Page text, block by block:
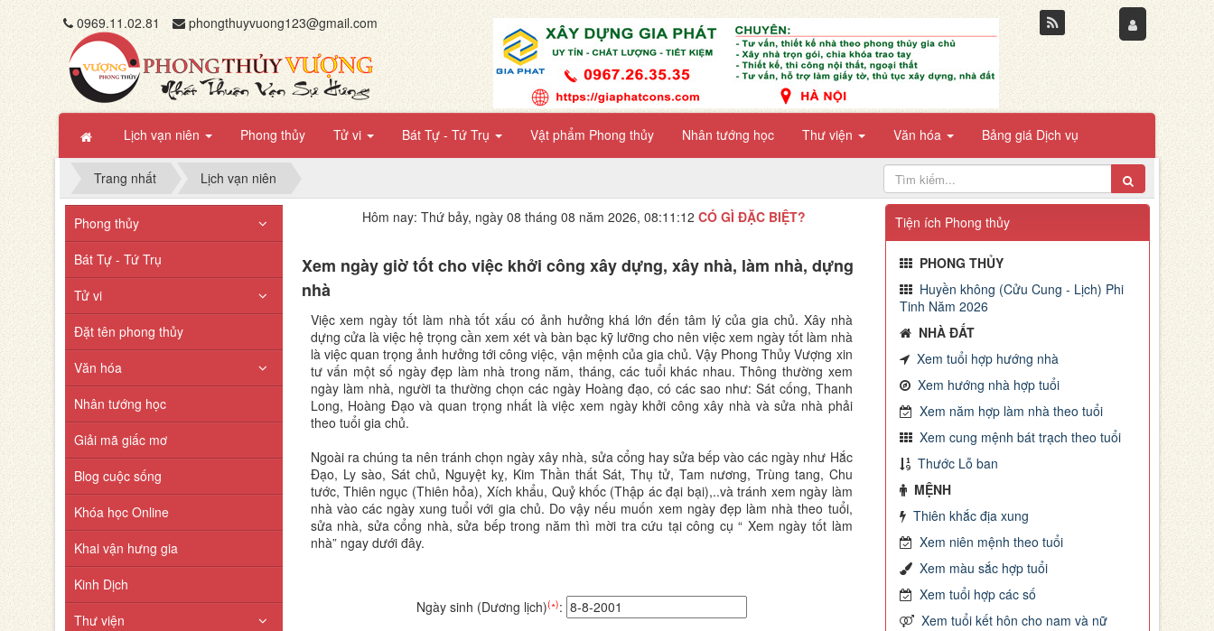
Lịch vạn niên Phong thủy Tử vi Bát Tự - Tứ Trụ Vật phẩm Phong thủy Nhân tướng học Thư viện Văn hóa Bảng giá Dịch vụ
0969.11.02.81 phongthuyvuong123@gmail.com
Trang nhất Lịch vạn niên
Hôm nay: Thứ bảy, ngày 08 tháng 08 năm 2026, 08:11:13 CÓ GÌ ĐẶC BIỆT?
Xem ngày giờ tốt cho việc khởi công xây dựng, xây nhà, làm nhà, dựng
nhà
Việc xem ngày tốt làm nhà tốt xấu có ảnh hưởng khá lớn đến tâm lý của gia chủ. Xây nhà
dựng cửa là việc hệ trọng cần xem xét và bàn bạc kỹ lưỡng cho nên việc xem ngày tốt làm nhà
là việc quan trọng ảnh hưởng tới công việc, vận mệnh của gia chủ. Vậy Phong Thủy Vượng xin
tư vấn một số ngày đẹp làm nhà trong năm, tháng, các tuổi khác nhau. Thông thường xem
ngày làm nhà, người ta thường chọn các ngày Hoàng đạo, có các sao như: Sát cống, Thanh
Long, Hoàng Đạo và quan trọng nhất là việc xem ngày khởi công xây nhà và sửa nhà phải
theo tuổi gia chủ.
Ngoài ra chúng ta nên tránh chọn ngày xây nhà, sửa cổng hay sửa bếp vào các ngày như Hắc
Đạo, Ly sào, Sát chủ, Nguyệt kỵ, Kim Thần thất Sát, Thụ tử, Tam nương, Trùng tang, Chu
tước, Thiên ngục (Thiên hỏa), Xích khẩu, Quỷ khốc (Thập ác đại bại),..và tránh xem ngày làm
nhà vào các ngày xung tuổi với gia chủ. Do vậy nếu muốn xem ngày đẹp làm nhà theo tuổi,
sửa nhà, sửa cổng nhà, sửa bếp trong năm thì mời tra cứu tại công cụ “ Xem ngày tốt làm
nhà” ngay dưới đây.
Ngày sinh (Dương lịch)(∗):
Tiện ích Phong thủy
PHONG THỦY
Huyền không (Cửu Cung - Lịch) Phi
Tinh Năm 2026
NHÀ ĐẤT
Xem tuổi hợp hướng nhà
Xem hướng nhà hợp tuổi
Xem năm hợp làm nhà theo tuổi
Xem cung mệnh bát trạch theo tuổi
Thước Lỗ ban
MỆNH
Thiên khắc địa xung
Xem niên mệnh theo tuổi
Xem màu sắc hợp tuổi
Xem tuổi hợp các số
Xem tuổi kết hôn cho nam và nữ
Phong thủy
Bát Tự - Tứ Trụ
Tử vi
Đặt tên phong thủy
Văn hóa
Nhân tướng học
Giải mã giấc mơ
Blog cuộc sống
Khóa học Online
Khai vận hưng gia
Kinh Dịch
Thư viện